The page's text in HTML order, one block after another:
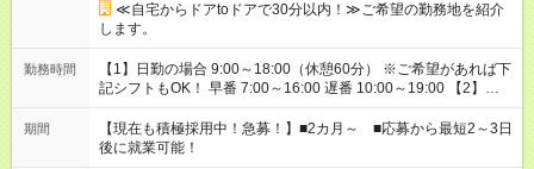
≪自宅からドアtoドアで30分以内！≫ご希望の勤務地を紹介
します。
勤務時間
【1】日勤の場合 9:00～18:00（休憩60分） ※ご希望があれば下
記シフトもOK！ 早番 7:00～16:00 遅番 10:00～19:00 【2】夜
勤の場合 16:30～翌9:30 16:30～翌10:30など ※Wワーク希望の
方へ 今ご覧のお仕事で希望する勤務時間と、もう1つのお仕事の
勤務時間。 合計で週40時間を超える場合は応募できません。
期間
【現在も積極採用中！急募！】■2カ月～ ■応募から最短2～3日
後に就業可能！